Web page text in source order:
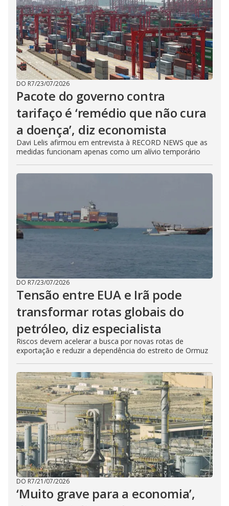
DO R7/23/07/2026
Pacote do governo contra
tarifaço é ‘remédio que não cura
a doença’, diz economista
Davi Lelis afirmou em entrevista à RECORD NEWS que as
medidas funcionam apenas como um alívio temporário
DO R7/23/07/2026
Tensão entre EUA e Irã pode
transformar rotas globais do
petróleo, diz especialista
Riscos devem acelerar a busca por novas rotas de
exportação e reduzir a dependência do estreito de Ormuz
DO R7/21/07/2026
‘Muito grave para a economia’,